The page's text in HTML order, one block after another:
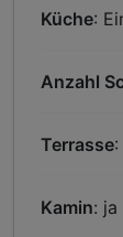
Küche:
Anzahl
Terrasse:
Kamin: ja